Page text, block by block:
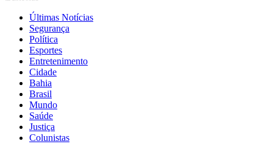
Últimas Notícias
Segurança
Política
Esportes
Entretenimento
Cidade
Bahia
Brasil
Mundo
Saúde
Justiça
Colunistas